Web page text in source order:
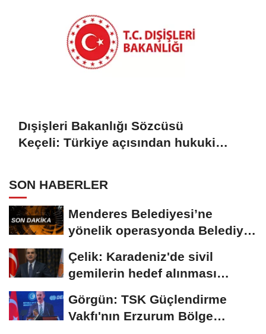
Dışişleri Bakanlığı Sözcüsü
Keçeli: Türkiye açısından hukuki
SON HABERLER
Menderes Belediyesi’ne
yönelik operasyonda Belediye
Çelik: Karadeniz'de sivil
gemilerin hedef alınması
Görgün: TSK Güçlendirme
Vakfı'nın Erzurum Bölge